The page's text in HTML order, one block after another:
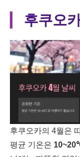
후쿠오
후쿠오카의 4월은
평균 기온은